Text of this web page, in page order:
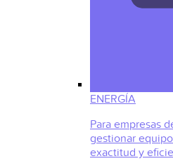
ENERGÍA
Para empresas
gestionar
exactitud y